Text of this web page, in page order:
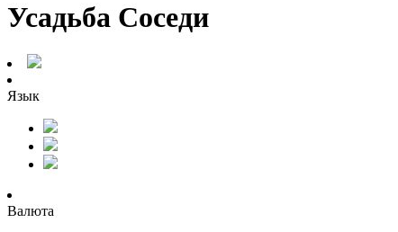
Усадьба Соседи
Язык
Валюта